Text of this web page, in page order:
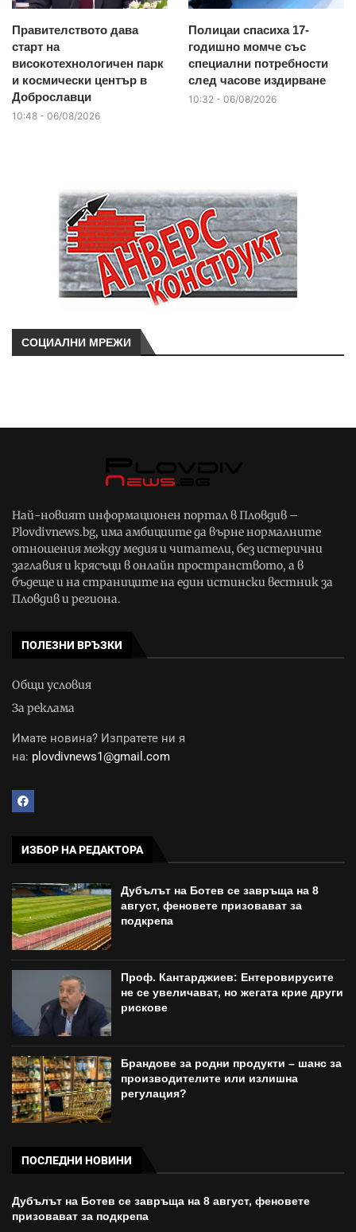
Правителството дава
старт на
високотехнологичен парк
и космически център в
Доброславци
10:48 - 06/08/2026
Полицаи спасиха 17-
годишно момче със
специални потребности
след часове издирване
10:32 - 06/08/2026
СОЦИАЛНИ МРЕЖИ
Най-новият информационен портал в Пловдив –
Plovdivnews.bg, има амбициите да върне нормалните
отношения между медия и читатели, без истерични
заглавия и крясъци в онлайн пространството, а в
бъдеще и на страниците на един истински вестник за
Пловдив и региона.
ПОЛЕЗНИ ВРЪЗКИ
Общи условия
За реклама
Имате новина? Изпратете ни я
на: plovdivnews1@gmail.com
ИЗБОР НА РЕДАКТОРА
Дубълът на Ботев се завръща на 8
август, феновете призовават за
подкрепа
Проф. Кантарджиев: Ентеровирусите
не се увеличават, но жегата крие други
рискове
Брандове за родни продукти – шанс за
производителите или излишна
регулация?
ПОСЛЕДНИ НОВИНИ
Дубълът на Ботев се завръща на 8 август, феновете
призовават за подкрепа